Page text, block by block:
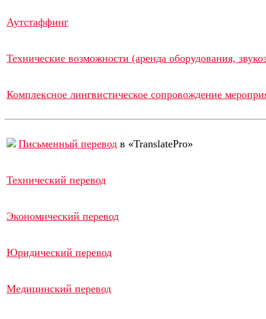
Аутстаффинг
Технические возможности (аренда оборудования,
Комплексное лингвистическое сопровождение
Письменный перевод в «TranslatePro»
Технический перевод
Экономический перевод
Юридический перевод
Медицинский перевод